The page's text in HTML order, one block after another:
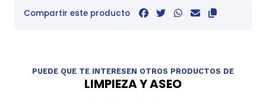
Compartir este producto
PUEDE QUE TE INTERESEN OTROS PRODUCTOS DE
LIMPIEZA Y ASEO